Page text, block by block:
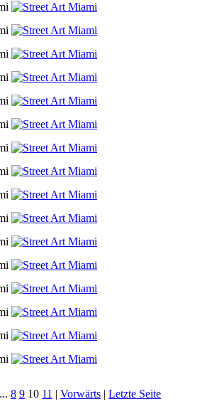
... 8 9 10 11 | Vorwärts | Letzte Seite